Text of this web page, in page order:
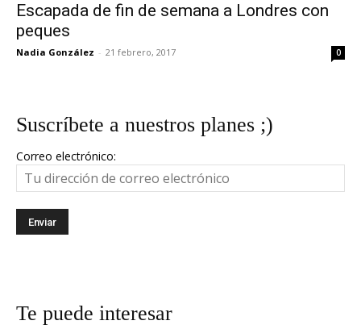
Escapada de fin de semana a Londres con
peques
Nadia González - 21 febrero, 2017 0
Suscríbete a nuestros planes ;)
Correo electrónico:
Te puede interesar